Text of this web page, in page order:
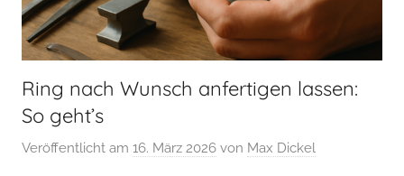
Ring nach Wunsch anfertigen lassen:
So geht’s
Veröffentlicht am 16. März 2026 von Max Dickel